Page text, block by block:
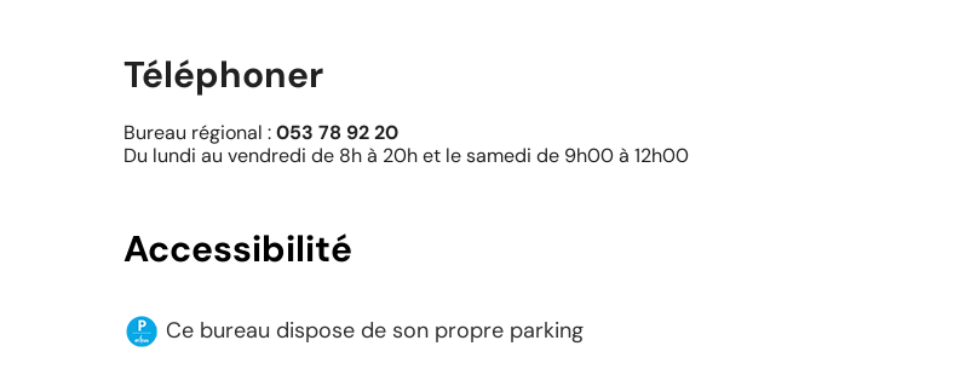
Téléphoner
Bureau régional :053 78 92 20
Du lundi au vendredi de 8h à 20h et le samedi de 9h00 à 12h00
Accessibilité
Ce bureau dispose de son propre parking